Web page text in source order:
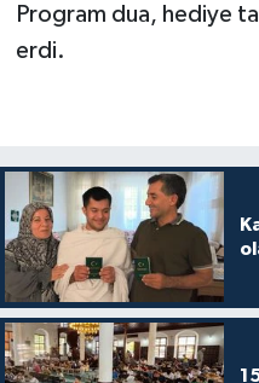
Program dua, hediye
erdi.
Çorum Müftülüğü
Denizli Müftülüğü
Diyarbakır
Düzce Müftülüğü
Biyografiler
Diyanet TV
İhtida Haberleri
YAŞAM